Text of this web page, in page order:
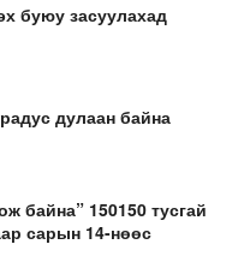
буюу засуулахад
дулаан байна
байна” 150150 тусгай
сарын 14-нөөс